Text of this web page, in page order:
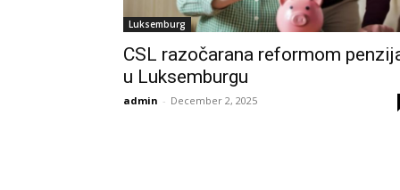
Luksemburg
CSL razočarana reformom
u Luksemburgu
admin - December 2, 2025